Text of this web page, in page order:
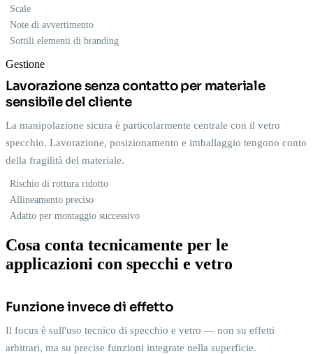
Scale
Note di avvertimento
Sottili elementi di branding
Gestione
Lavorazione senza contatto per materiale
sensibile del cliente
La manipolazione sicura è particolarmente centrale con il vetro
specchio. Lavorazione, posizionamento e imballaggio tengono conto
della fragilità del materiale.
Rischio di rottura ridotto
Allineamento preciso
Adatto per montaggio successivo
Cosa conta tecnicamente per le
applicazioni con specchi e vetro
Funzione invece di effetto
Il focus è sull'uso tecnico di specchio e vetro — non su effetti
arbitrari, ma su precise funzioni integrate nella superficie.